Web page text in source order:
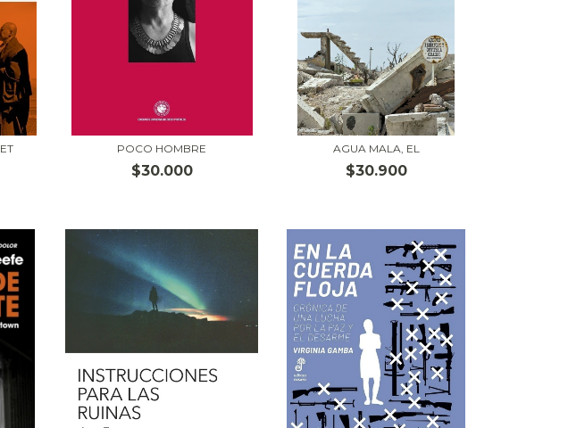
POCO HOMBRE
$30.000
AGUA MALA, EL
$30.900